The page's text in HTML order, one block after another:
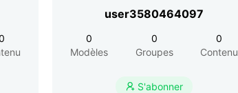
user3580464097
0
Modèles
0
Groupes
0
Contenu
 S'abonner